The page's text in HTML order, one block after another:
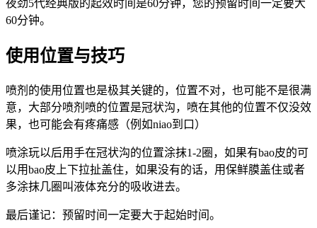
夜劲5代经典版的起效时间是60分钟，您的预留时间一定要大
60分钟。
使用位置与技巧
喷剂的使用位置也是极其关键的，位置不对，也可能不是很满
意，大部分喷剂喷的位置是冠状沟，喷在其他的位置不仅没效
果，也可能会有疼痛感（例如niao到口）
喷涂玩以后用手在冠状沟的位置涂抹1-2圈，如果有bao皮的可
以用bao皮上下拉扯盖住，如果没有的话，用保鲜膜盖住或者
多涂抹几圈叫液体充分的吸收进去。
最后谨记：预留时间一定要大于起始时间。